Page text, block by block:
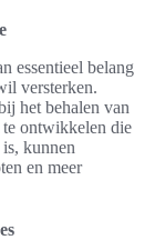
essentieel belang
versterken.
het behalen van
te ontwikkelen die
kunnen
en meer